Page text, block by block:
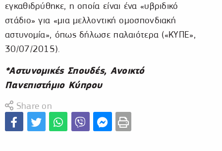
εγκαθιδρύθηκε, η οποία είναι ένα «υβριδικό
στάδιο» για «μια μελλοντική ομοσπονδιακή
αστυνομία», όπως δήλωσε παλαιότερα («ΚΥΠΕ»,
30/07/2015).
*Αστυνομικές Σπουδές, Ανοικτό
Πανεπιστήμιο Κύπρου
Share on